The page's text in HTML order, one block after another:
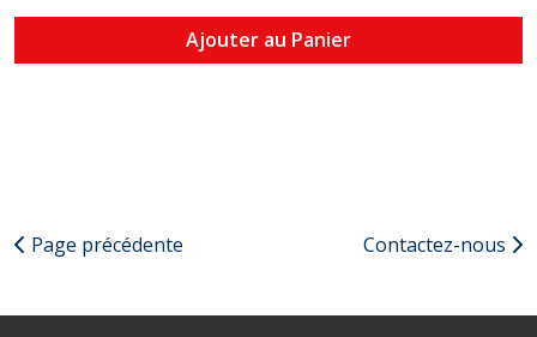
Ajouter au Panier
Page précédente Contactez-nous